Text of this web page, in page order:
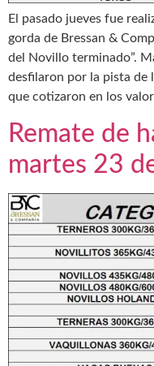
El pasado jueves fue
gorda de Bressan &
del Novillo terminado”.
desfilaron por la pista de
que cotizaron en los
Remate de
martes 23